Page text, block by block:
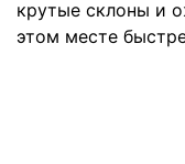
крутые склоны и
этом месте